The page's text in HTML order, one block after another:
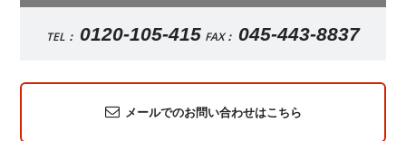
TEL： 0120-105-415 FAX： 045-443-8837
メールでのお問い合わせはこちら